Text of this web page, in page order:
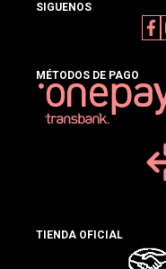
SIGUENOS
MÉTODOS DE PAGO
TIENDA OFICIAL